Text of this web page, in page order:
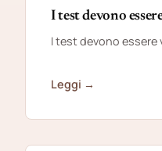
I test devono
I test devono essere
Leggi →